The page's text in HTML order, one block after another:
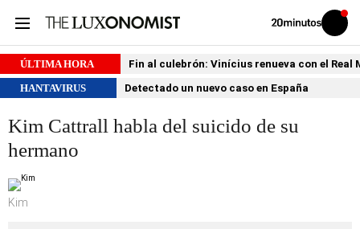
Volver
Iniciar
sesión
ÚLTIMA HORA
Fin al culebrón: Vinícius renueva con el Real
HANTAVIRUS
Detectado un nuevo caso en España
Kim Cattrall habla del suicido de su
hermano
Kim